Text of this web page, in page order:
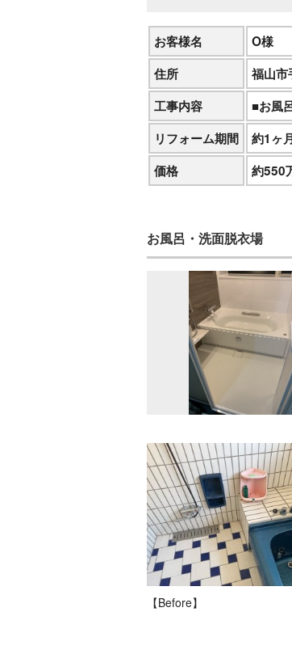
お客様名
O様
住所
福山市
工事内容
■お風
リフォーム期間
約1ヶ
価格
約550
お風呂・洗面脱衣場
【Before】